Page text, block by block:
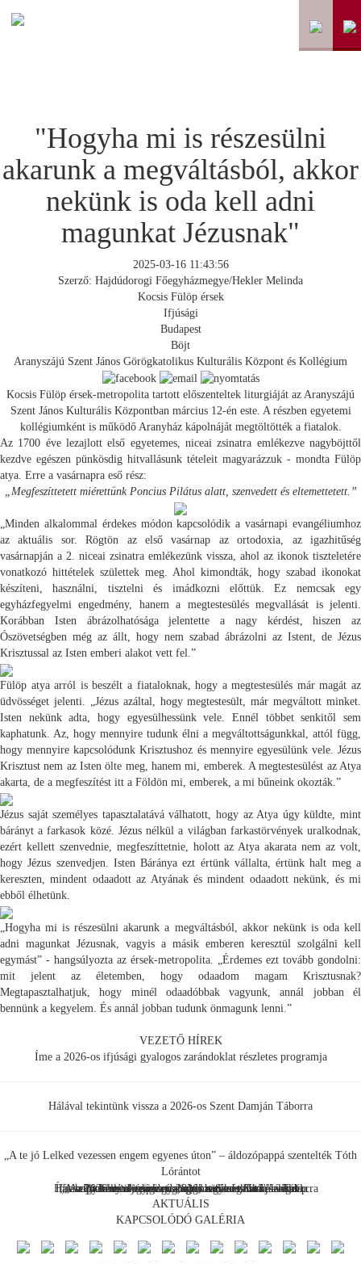
"Hogyha mi is részesülni
akarunk a megváltásból, akkor
nekünk is oda kell adni
magunkat Jézusnak"
2025-03-16 11:43:56
Szerző: Hajdúdorogi Főegyházmegye/Hekler Melinda
Kocsis Fülöp érsek
Ifjúsági
Budapest
Böjt
Aranyszájú Szent János Görögkatolikus Kulturális Központ és Kollégium
Kocsis Fülöp érsek-metropolita tartott előszenteltek liturgiáját az Aranyszájú
Szent János Kulturális Központban március 12-én este. A részben egyetemi
kollégiumként is működő Aranyház kápolnáját megtöltötték a fiatalok.
Az 1700 éve lezajlott első egyetemes, niceai zsinatra emlékezve nagyböjttől
kezdve egészen pünkösdig hitvallásunk tételeit magyarázzuk - mondta Fülöp
atya. Erre a vasárnapra eső rész:
„Megfeszíttetett miérettünk Poncius Pilátus alatt, szenvedett és eltemettetett.”
„Minden alkalommal érdekes módon kapcsolódik a vasárnapi evangéliumhoz
az aktuális sor. Rögtön az első vasárnap az ortodoxia, az igazhitűség
vasárnapján a 2. niceai zsinatra emlékezünk vissza, ahol az ikonok tiszteletére
vonatkozó hittételek születtek meg. Ahol kimondták, hogy szabad ikonokat
készíteni, használni, tisztelni és imádkozni előttük. Ez nemcsak egy
egyházfegyelmi engedmény, hanem a megtestesülés megvallását is jelenti.
Korábban Isten ábrázolhatósága jelentette a nagy kérdést, hiszen az
Ószövetségben még az állt, hogy nem szabad ábrázolni az Istent, de Jézus
Krisztussal az Isten emberi alakot vett fel.”
Fülöp atya arról is beszélt a fiataloknak, hogy a megtestesülés már magát az
üdvösséget jelenti. „Jézus azáltal, hogy megtestesült, már megváltott minket.
Isten nekünk adta, hogy egyesülhessünk vele. Ennél többet senkitől sem
kaphatunk. Az, hogy mennyire tudunk élni a megváltottságunkkal, attól függ,
hogy mennyire kapcsolódunk Krisztushoz és mennyire egyesülünk vele. Jézus
Krisztust nem az Isten ölte meg, hanem mi, emberek. A megtestesülést az Atya
akarta, de a megfeszítést itt a Földön mi, emberek, a mi bűneink okozták.”
Jézus saját személyes tapasztalatává válhatott, hogy az Atya úgy küldte, mint
bárányt a farkasok közé. Jézus nélkül a világban farkastörvények uralkodnak,
ezért kellett szenvednie, megfeszíttetnie, holott az Atya akarata nem az volt,
hogy Jézus szenvedjen. Isten Báránya ezt értünk vállalta, értünk halt meg a
kereszten, mindent odaadott az Atyának és mindent odaadott nekünk, és mi
ebből élhetünk.
„Hogyha mi is részesülni akarunk a megváltásból, akkor nekünk is oda kell
adni magunkat Jézusnak, vagyis a másik emberen keresztül szolgálni kell
egymást” - hangsúlyozta az érsek-metropolita. „Érdemes ezt tovább gondolni:
mit jelent az életemben, hogy odaadom magam Krisztusnak?
Megtapasztalhatjuk, hogy minél odaadóbbak vagyunk, annál jobban él
bennünk a kegyelem. És annál jobban tudunk önmagunk lenni.”
VEZETŐ HÍREK
Íme a 2026-os ifjúsági gyalogos zarándoklat részletes programja
Hálával tekintünk vissza a 2026-os Szent Damján Táborra
„A te jó Lelked vezessen engem egyenes úton” – áldozópappá szentelték Tóth
Lórántot
AKTUÁLIS
KAPCSOLÓDÓ GALÉRIA
Íme a 2026-os ifjúsági gyalogos zarándoklat részletes p...
Hálával tekintünk vissza a 2026-os Szent Damján Táborra
„A te jó Lelked vezessen engem egyenes úton” – áldo...
"...hogy fényt vigyek oda, ahol sötétség van" – elmél...
Pótfelvételit hirdet görögkatolikus főiskolánk
„Az ikon nem csupán ábrázol, hanem tanít” – véget...